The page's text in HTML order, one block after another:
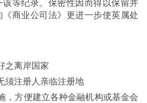
商业公司法》更进一步使英属处
之离岸国家
须注册人亲临注册地
，方便建立各种金融机构或基金会